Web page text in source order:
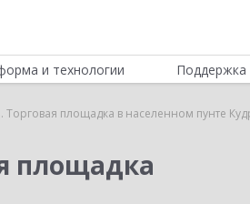
и технологии Поддержка
Торговая площадка в населенном пунте
площадка